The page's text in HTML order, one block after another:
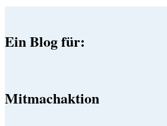
Ein Blog für:
Mitmachaktion